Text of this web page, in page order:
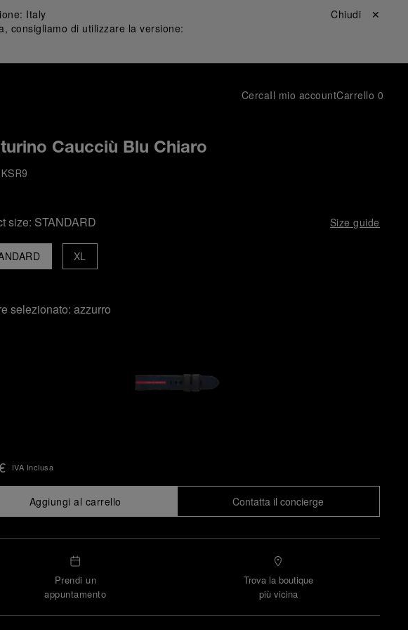
Italy
consigliamo di utilizzare la versione:
Chiudi ✕
CercaIl mio accountCarrello 0
Caucciù Blu Chiaro
size: STANDARD Size guide
XL
selezionato: azzurro
IVA Inclusa
Aggiungi al carrello Contatta il concierge
Prendi un
appuntamento
Trova la boutique
più vicina